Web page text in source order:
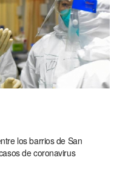
los barrios de San
de coronavirus